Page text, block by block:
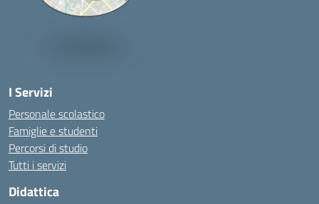
I Servizi
Personale scolastico
Famiglie e studenti
Percorsi di studio
Tutti i servizi
Didattica